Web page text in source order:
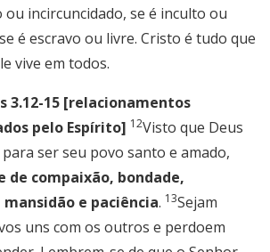
ou incircuncidado, se é inculto ou
é escravo ou livre. Cristo é tudo que
vive em todos.
3.12-15 [relacionamentos
pelo Espírito] 12Visto que Deus
ser seu povo santo e amado,
de compaixão, bondade,
e paciência. 13Sejam
uns com os outros e perdoem